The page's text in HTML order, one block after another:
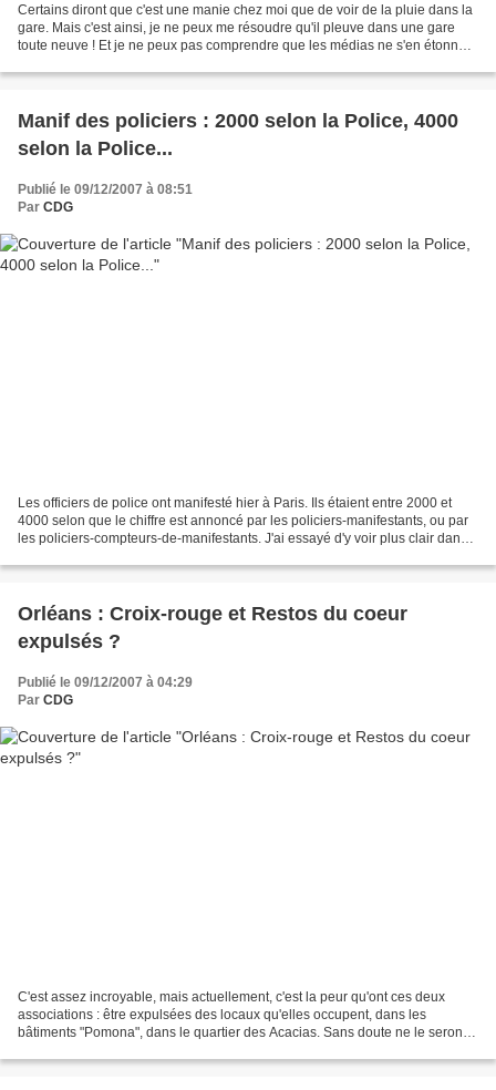
Certains diront que c'est une manie chez moi que de voir de la pluie dans la
gare. Mais c'est ainsi, je ne peux me résoudre qu'il pleuve dans une gare
toute neuve ! Et je ne peux pas comprendre que les médias ne s'en étonnent
Manif des policiers : 2000 selon la Police, 4000
selon la Police...
Publié le 09/12/2007 à 08:51
Par CDG
Les officiers de police ont manifesté hier à Paris. Ils étaient entre 2000 et
4000 selon que le chiffre est annoncé par les policiers-manifestants, ou par
les policiers-compteurs-de-manifestants. J'ai essayé d'y voir plus clair dans
Orléans : Croix-rouge et Restos du coeur
expulsés ?
Publié le 09/12/2007 à 04:29
Par CDG
C'est assez incroyable, mais actuellement, c'est la peur qu'ont ces deux
associations : être expulsées des locaux qu'elles occupent, dans les
bâtiments "Pomona", dans le quartier des Acacias. Sans doute ne le seront-